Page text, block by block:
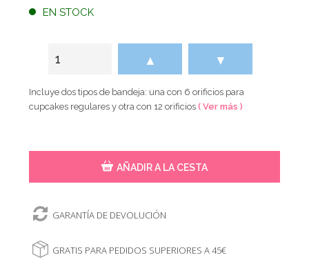
EN STOCK
▲ ▼
Incluye dos tipos de bandeja: una con 6 orificios para
cupcakes regulares y otra con 12 orificios( Ver más )
AÑADIR A LA CESTA
GARANTÍA DE DEVOLUCIÓN
GRATIS PARA PEDIDOS SUPERIORES A 45€